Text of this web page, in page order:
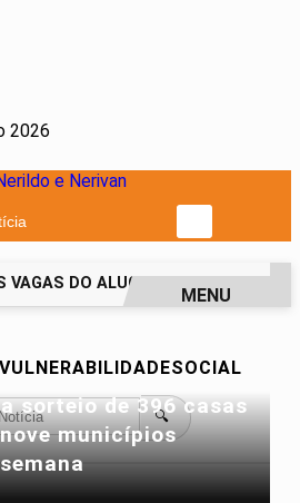
2026
VAGAS DO ALUGUEL SOCIAL EM 40
MENU
🔍
sorteio de 396 casas
municípios